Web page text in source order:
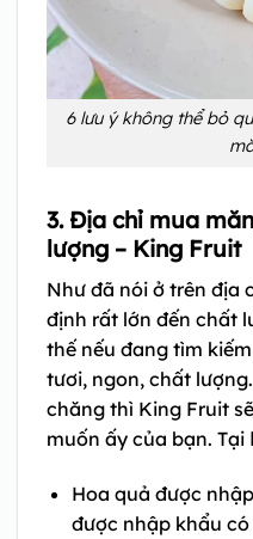
6 lưu ý không thể bỏ
3. Địa chỉ mua
lượng – King Fruit
Như đã nói ở trên địa
định rất lớn đến chất
thế nếu đang tìm
tươi, ngon, chất
chăng thì King Fruit
muốn ấy của bạn. Tại
Hoa quả được
được nhập khẩu